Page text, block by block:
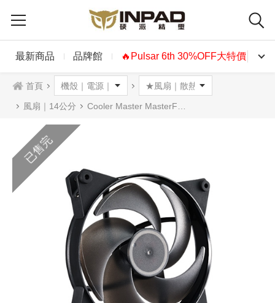
最新商品 品牌館 🔥Pulsar 6th 30%OFF大特價🔥
首頁
風扇｜14公分 Cooler Master MasterFan Pro Air Pressure 14公分風扇 風壓型
已售完